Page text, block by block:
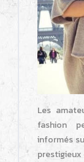
Les
fashion
informés
prestigieux